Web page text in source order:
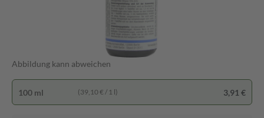
Abbildung kann abweichen
100 ml (39,10 € / 1 l) 3,91 €